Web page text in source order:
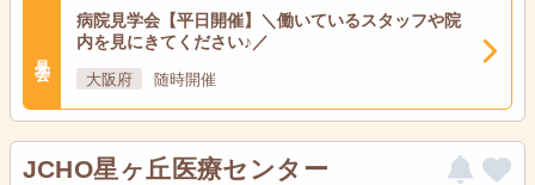
病院見学会【平日開催】＼働いているスタッフや院
内を見にきてください♪／
大阪府 随時開催
JCHO星ヶ丘医療センター